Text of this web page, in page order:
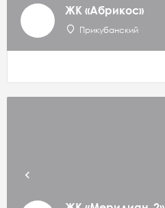
ЖК «Абрикос»
Прикубанский